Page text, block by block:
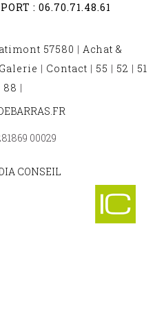
: 06.70.71.48.61
57580 | Achat &
Galerie | Contact | 55 | 52 | 51
88 |
57450-
57480
57220
00029
CONSEIL